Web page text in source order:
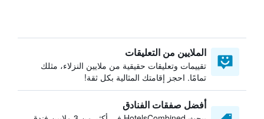
الملايين من التعليقات
تقييمات وتعليقات حقيقية من ملايين النزلاء، مثلك
تمامًا. احجز إقامتك المثالية بكل ثقة!
أفضل صفقات الفنادق